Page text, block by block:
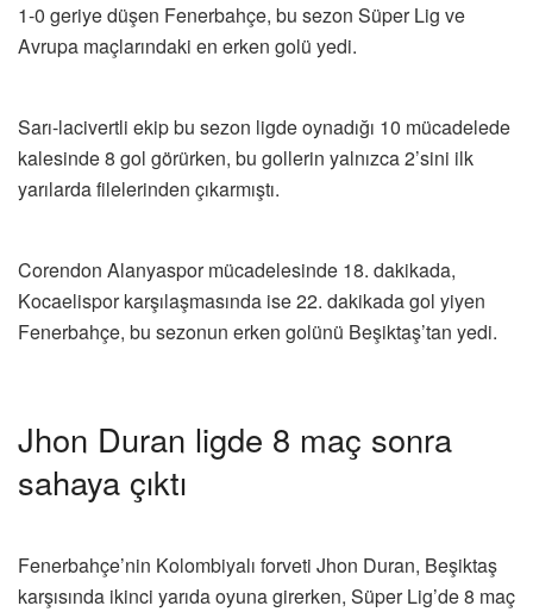
1-0 geriye düşen Fenerbahçe, bu sezon Süper Lig ve
Avrupa maçlarındaki en erken golü yedi.
Sarı-lacivertli ekip bu sezon ligde oynadığı 10 mücadelede
kalesinde 8 gol görürken, bu gollerin yalnızca 2’sini ilk
yarılarda filelerinden çıkarmıştı.
Corendon Alanyaspor mücadelesinde 18. dakikada,
Kocaelispor karşılaşmasında ise 22. dakikada gol yiyen
Fenerbahçe, bu sezonun erken golünü Beşiktaş’tan yedi.
Jhon Duran ligde 8 maç sonra
sahaya çıktı
Fenerbahçe’nin Kolombiyalı forveti Jhon Duran, Beşiktaş
karşısında ikinci yarıda oyuna girerken, Süper Lig’de 8 maç